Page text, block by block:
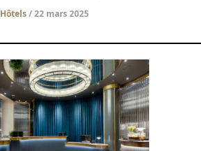
Hôtels/ 22 mars 2025